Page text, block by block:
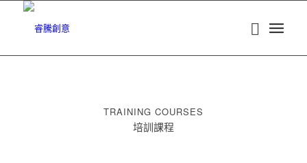
TRAINING COURSES
培訓課程